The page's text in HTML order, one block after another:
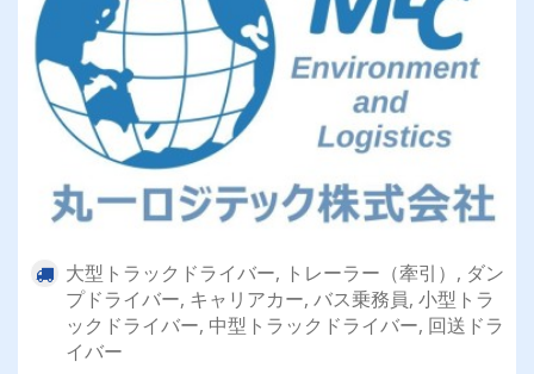
大型トラックドライバー, トレーラー（牽引）, ダン
プドライバー, キャリアカー, バス乗務員, 小型トラ
ックドライバー, 中型トラックドライバー, 回送ドラ
イバー